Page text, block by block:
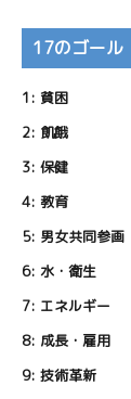
17のゴール
1: 貧困
2: 飢餓
3: 保健
4: 教育
5: 男女共同参画
6: 水・衛生
7: エネルギー
8: 成長・雇用
9: 技術革新